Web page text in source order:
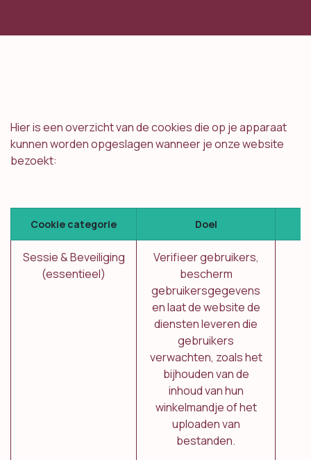
Hier is een overzicht van de cookies die op je apparaat
kunnen worden opgeslagen wanneer je onze website
bezoekt:
Cookie categorie Doel
Sessie & Beveiliging
(essentieel)
Verifieer gebruikers,
bescherm
gebruikersgegevens
en laat de website de
diensten leveren die
gebruikers
verwachten, zoals het
bijhouden van de
inhoud van hun
winkelmandje of het
uploaden van
bestanden.